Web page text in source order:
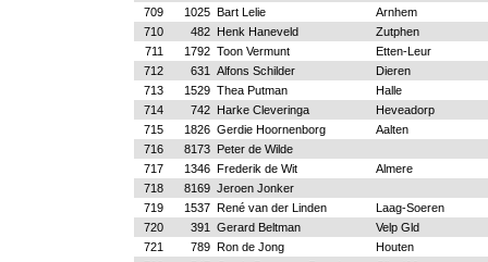
709
1025 Bart Lelie
Arnhem
710
482 Henk Haneveld
Zutphen
711
1792 Toon Vermunt
Etten-Leur
712
631 Alfons Schilder
Dieren
713
1529 Thea Putman
Halle
714
742 Harke Cleveringa
Heveadorp
715
1826 Gerdie Hoornenborg
Aalten
716
8173 Peter de Wilde
717
1346 Frederik de Wit
Almere
718
8169 Jeroen Jonker
719
1537 René van der Linden
Laag-Soeren
720
391 Gerard Beltman
Velp Gld
721
789 Ron de Jong
Houten